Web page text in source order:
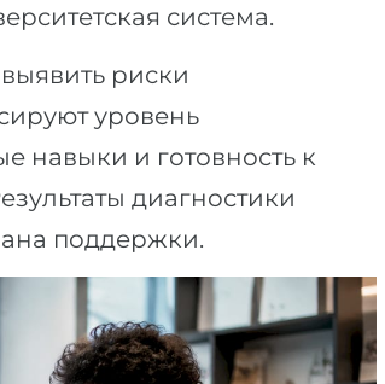
система.
риски
уровень
навыки и готовность к
диагностики
поддержки.